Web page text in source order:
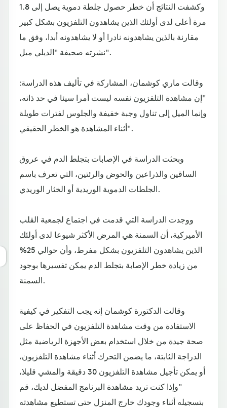
وكشفت النتائج أن خطر حصول جلطة دموية يصل إلى 1.8
مرة أعلى لدى أولئك الذين يشاهدون التلفزيون بشكل كبير
مقارنة بالذين يشاهدونه نادرا أو لا يشاهدونه أبدا، وفق ما
نشرته صحيفة "الديلي ميل".
وقالت ماري كوشمان، المشاركة في تأليف هذه الدراسة:
"إن مشاهدة التلفزيون نفسه ليست أمرا سيئا في حد ذاته،
وإنما الميل إلى تناول وجبة خفيفة والجلوس لفترات طويلة
أثناء المشاهدة هو الخطر الحقيقي".
وبحثت الدراسة في الإصابات بتجلط الدم في عروق
الساقين والذراعين والحوض والرئتين، التي تعرف باسم
الجلطات الدموية الوريدية أو الخثار الوريدي.
ووجدت الدراسة التي قدمت في اجتماع لجمعية القلب
الأميركية، أن السمنة هي المرض الأكثر شيوعا لدى أولئك
الذين يشاهدون التلفزيون بشكل مفرط، وأن حوالي 25%
من زيادة خطر الإصابة بتجلط الدم يمكن تفسيرها بوجود
السمنة.
وقالت الدكتورة كوشمان إنه يجب التفكير في كيفية
الاستفادة من وقت مشاهدة التلفزيون في الحفاظ على
صحة جيدة من خلال استخدام بعض الأجهزة الرياضية مثل
الدراجة الثابتة، ما يضمن التحرك أثناء مشاهدة التلفزيون،
أو يمكن تأجيل مشاهدة التلفزيون 30 دقيقة والمشي قليلا،
"وإذا كنت تريد مشاهدة البرنامج المفضل لديك، قم
بتسجيله أثناء وجودك خارج المنزل حتى تستطيع مشاهدته